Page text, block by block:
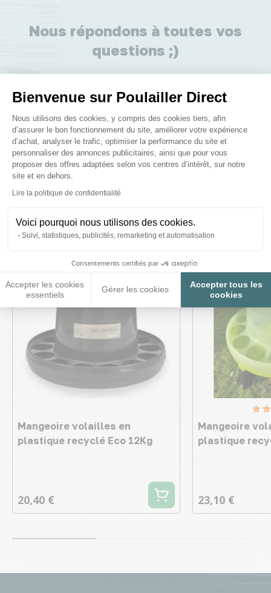
Bienvenue sur Poulailler Direct
Plateforme de Gestion du
Nous utilisons des cookies, y compris des cookies tiers, afin
d’assurer le bon fonctionnement du site, améliorer votre expérience
d’achat, analyser le trafic, optimiser la performance du site et
personnaliser des annonces publicitaires, ainsi que pour vous
proposer des offres adaptées selon vos centres d’intérêt, sur notre
site et en dehors.
Lire la politique de confidentialité
Voici pourquoi nous utilisons des cookies.
Suivi, statistiques, publicités, remarketing et automatisation
Consentements certifiés par
Accepter les cookies
essentiels
Gérer les cookies
Accepter tous les
cookies
Axeptio consent
Nous répondons à toutes vos
questions ;)
Ces produits peuvent vous
intéresser
Mangeoire volailles en
plastique recyclé Eco 12Kg
20,40 €
Mangeoire
plastique
23,10 €